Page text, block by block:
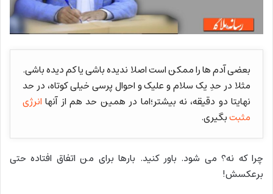
بعضی آدم ها را ممکن است اصلا ندیده باشی یا کم دیده باشی.
مثلا در حدِ یک سلام و علیک و احوال پرسی خیلی کوتاه، در حد
نهایتا دو دقیقه، نه بیشتر؛اما در همین حد هم از آنها انرژی
مثبتبگیری.
چرا که نه؟ می شود. باور کنید. بارها برای من اتفاق افتاده حتی
برعکسش!